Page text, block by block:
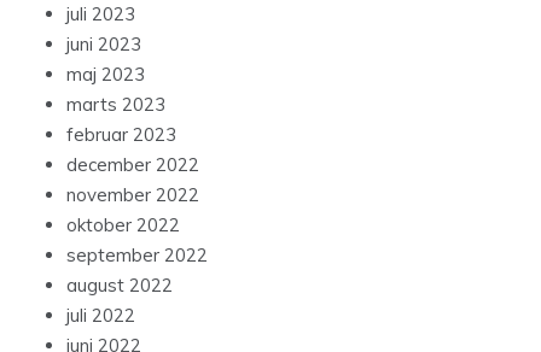
juli 2023
juni 2023
maj 2023
marts 2023
februar 2023
december 2022
november 2022
oktober 2022
september 2022
august 2022
juli 2022
juni 2022